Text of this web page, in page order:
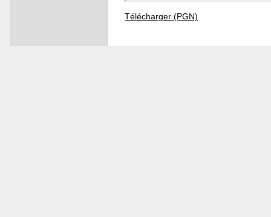
Télécharger (PGN)